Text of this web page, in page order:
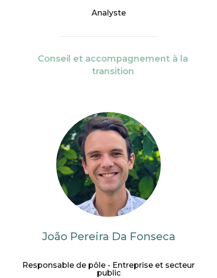
Analyste
Conseil et accompagnement à la
transition
João Pereira Da Fonseca
Responsable de pôle - Entreprise et secteur
public